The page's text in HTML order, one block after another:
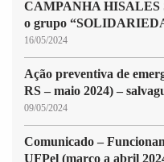
CAMPANHA HISALES
o grupo
16/05/2024
Ação preventiva de
RS – maio 2024) –
09/05/2024
Comunicado –
UFPel (março a abril